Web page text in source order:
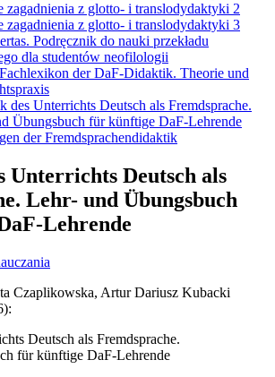
zagadnienia z glotto- i translodydaktyki 2
zagadnienia z glotto- i translodydaktyki 3
Podręcznik do nauki przekładu
dla studentów neofilologii
der DaF-Didaktik. Theorie und
des Unterrichts Deutsch als Fremdsprache.
Übungsbuch für künftige DaF-Lehrende
der Fremdsprachendidaktik
Unterrichts Deutsch als
Lehr- und Übungsbuch
Lehrende
Czaplikowska, Artur Dariusz Kubacki
Deutsch als Fremdsprache.
für künftige DaF-Lehrende